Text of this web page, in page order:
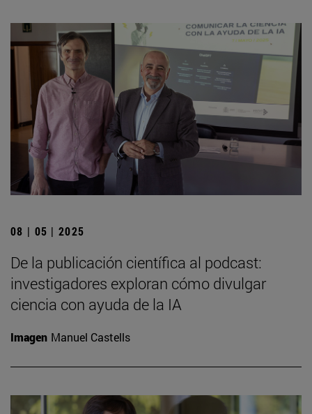
08 | 05 | 2025
De la publicación científica al podcast:
investigadores exploran cómo divulgar
ciencia con ayuda de la IA
Imagen Manuel Castells